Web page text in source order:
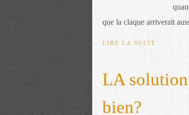
que la claque arriverait
LIRE LA SUITE
LA
bien?